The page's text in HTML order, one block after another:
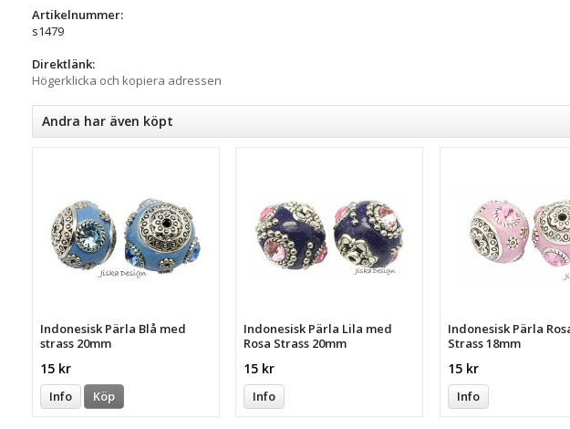
Artikelnummer:
s1479
Direktlänk:
Högerklicka och kopiera adressen
Andra har även köpt
Indonesisk Pärla Blå med
strass 20mm
15 kr
Info Köp
Indonesisk Pärla Lila med
Rosa Strass 20mm
15 kr
Info
Indonesisk Pärla
Strass 18mm
15 kr
Info